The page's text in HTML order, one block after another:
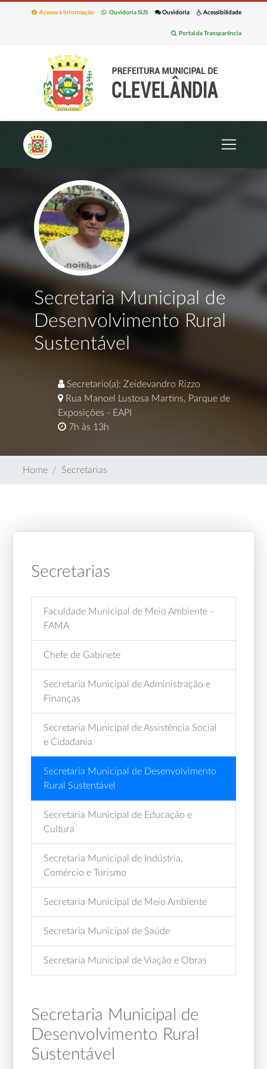
Acessibilidade
Ouvidoria
Ouvidoria SUS
Acesso à Informação
Portal da Transparência
Secretaria Municipal de
Desenvolvimento Rural
Sustentável
Secretario(a): Zeidevandro Rizzo
Rua Manoel Lustosa Martins, Parque de
Exposições - EAPI
7h às 13h
Home Secretarias
Secretarias
Faculdade Municipal de Meio Ambiente -
FAMA
Chefe de Gabinete
Secretaria Municipal de Administração e
Finanças
Secretaria Municipal de Assistência Social
e Cidadania
Secretaria Municipal de Desenvolvimento
Rural Sustentável
Secretaria Municipal de Educação e
Cultura
Secretaria Municipal de Indústria,
Comércio e Turismo
Secretaria Municipal de Meio Ambiente
Secretaria Municipal de Saúde
Secretaria Municipal de Viação e Obras
Secretaria Municipal de
Desenvolvimento Rural
Sustentável